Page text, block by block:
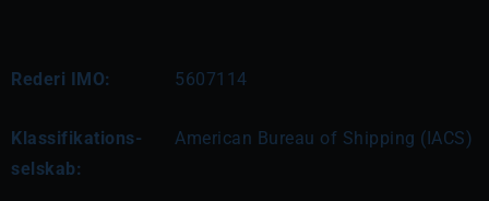
Rederi IMO: 5607114
Klassifikations-
selskab:
American Bureau of Shipping (IACS)